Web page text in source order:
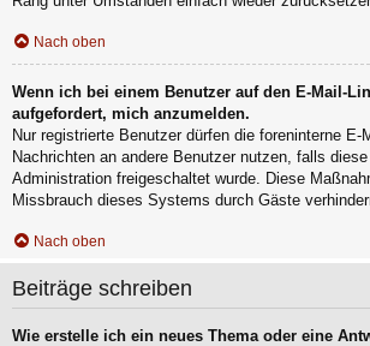
Nach oben
Wenn ich bei einem Benutzer auf den E-Mail-
aufgefordert, mich anzumelden.
Nur registrierte Benutzer dürfen die foreninterne E-
Nachrichten an andere Benutzer nutzen, falls
Administration freigeschaltet wurde. Diese
Missbrauch dieses Systems durch Gäste
Nach oben
Beiträge schreiben
Wie erstelle ich ein neues Thema oder eine